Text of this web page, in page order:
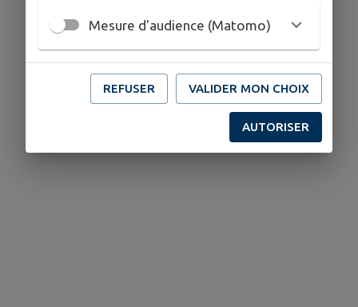
Mesure d'audience (Matomo)
REFUSER VALIDER MON CHOIX
AUTORISER